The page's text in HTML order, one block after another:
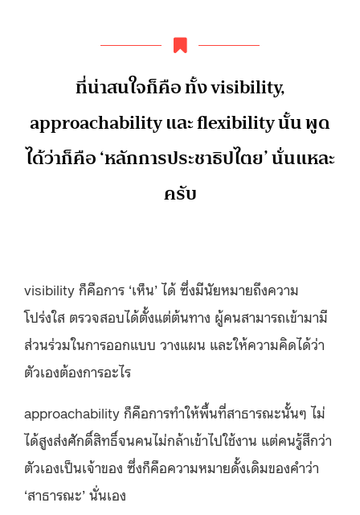
ที่น่าสนใจก็คือ ทั้ง visibility,
approachability และ flexibility นั้น พูด
ได้ว่าก็คือ ‘หลักการประชาธิปไตย’ นั่นแหละ
ครับ
visibility ก็คือการ ‘เห็น’ ได้ ซึ่งมีนัยหมายถึงความ
โปร่งใส ตรวจสอบได้ตั้งแต่ต้นทาง ผู้คนสามารถเข้ามามี
ส่วนร่วมในการออกแบบ วางแผน และให้ความคิดได้ว่า
ตัวเองต้องการอะไร
approachability ก็คือการทำให้พื้นที่สาธารณะนั้นๆ ไม่
ได้สูงส่งศักดิ์สิทธิ์จนคนไม่กล้าเข้าไปใช้งาน แต่คนรู้สึกว่า
ตัวเองเป็นเจ้าของ ซึ่งก็คือความหมายดั้งเดิมของคำว่า
‘สาธารณะ’ นั่นเอง